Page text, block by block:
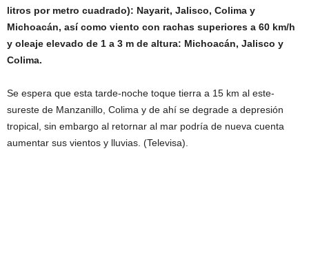
litros por metro cuadrado): Nayarit, Jalisco, Colima y
Michoacán, así como viento con rachas superiores a 60 km/h
y oleaje elevado de 1 a 3 m de altura: Michoacán, Jalisco y
Colima.
Se espera que esta tarde-noche toque tierra a 15 km al este-
sureste de Manzanillo, Colima y de ahí se degrade a depresión
tropical, sin embargo al retornar al mar podría de nueva cuenta
aumentar sus vientos y lluvias. (Televisa).